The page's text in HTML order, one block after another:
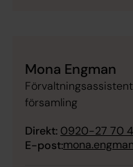
Mona Engman
församling
Direkt: 0920-27 70
E-post: